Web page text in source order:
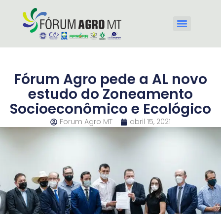
Fórum Agro pede a AL novo
estudo do Zoneamento
Socioeconômico e Ecológico
Forum Agro MT abril 15, 2021